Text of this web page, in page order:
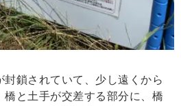
鎖されていて、少し遠くから
と土手が交差する部分に、橋